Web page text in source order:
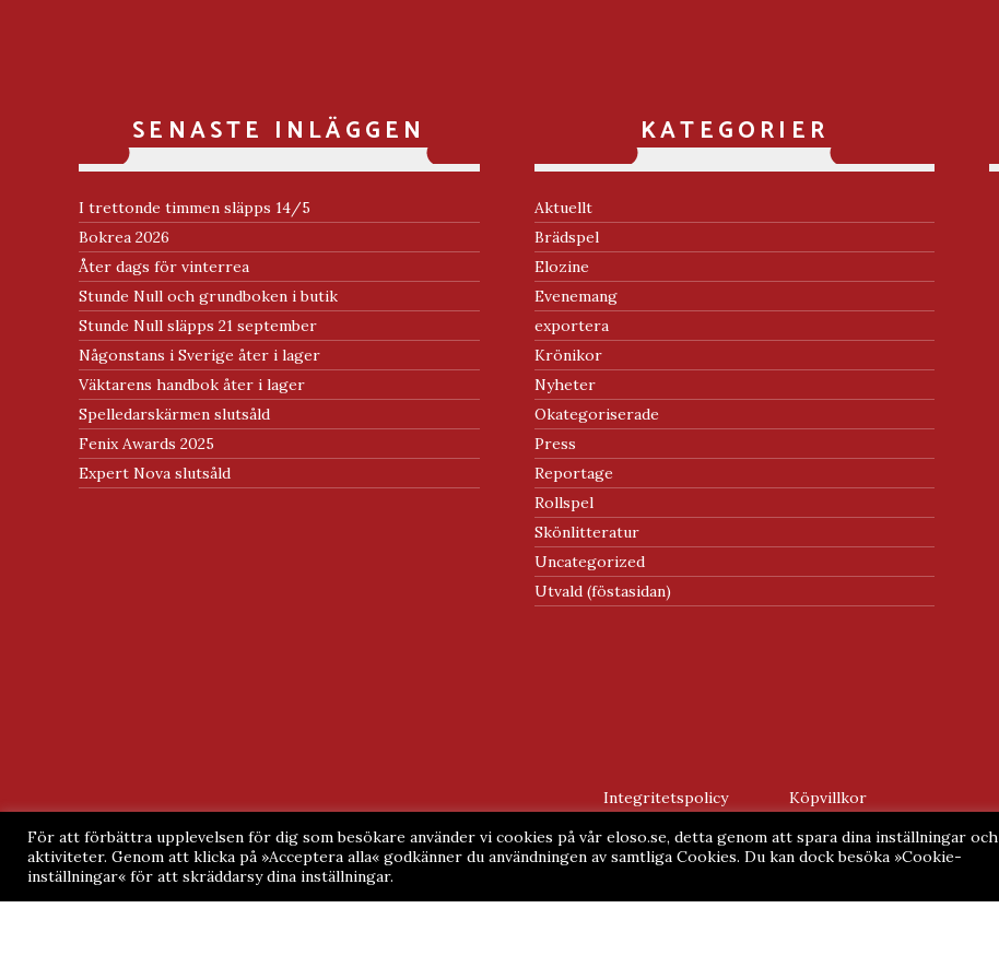
SENASTE INLÄGGEN
I trettonde timmen släpps 14/5
Bokrea 2026
Åter dags för vinterrea
Stunde Null och grundboken i butik
Stunde Null släpps 21 september
Någonstans i Sverige åter i lager
Väktarens handbok åter i lager
Spelledarskärmen slutsåld
Fenix Awards 2025
Expert Nova slutsåld
KATEGORIER
Aktuellt
Brädspel
Elozine
Evenemang
exportera
Krönikor
Nyheter
Okategoriserade
Press
Reportage
Rollspel
Skönlitteratur
Uncategorized
Utvald (föstasidan)
Integritetspolicy Köpvillkor
För att förbättra upplevelsen för dig som besökare använder vi cookies på vår eloso.se, detta genom att spara dina inställningar och
aktiviteter. Genom att klicka på »Acceptera alla« godkänner du användningen av samtliga Cookies. Du kan dock besöka »Cookie-
inställningar« för att skräddarsy dina inställningar.